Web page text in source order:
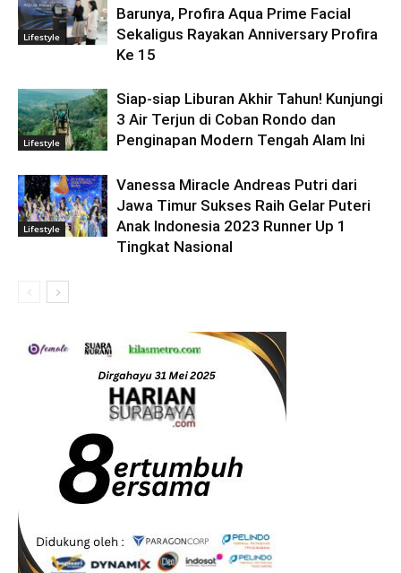
Lifestyle
Barunya, Profira Aqua Prime Facial
Sekaligus Rayakan Anniversary Profira
Ke 15
Lifestyle
Siap-siap Liburan Akhir Tahun! Kunjungi
3 Air Terjun di Coban Rondo dan
Penginapan Modern Tengah Alam Ini
Lifestyle
Vanessa Miracle Andreas Putri dari
Jawa Timur Sukses Raih Gelar Puteri
Anak Indonesia 2023 Runner Up 1
Tingkat Nasional